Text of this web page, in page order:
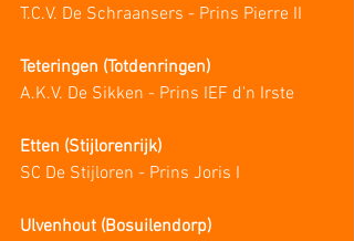
T.C.V. De Schraansers - Prins Pierre II
Teteringen (Totdenringen)
A.K.V. De Sikken - Prins IEF d'n Irste
Etten (Stijlorenrijk)
SC De Stijloren - Prins Joris I
Ulvenhout (Bosuilendorp)